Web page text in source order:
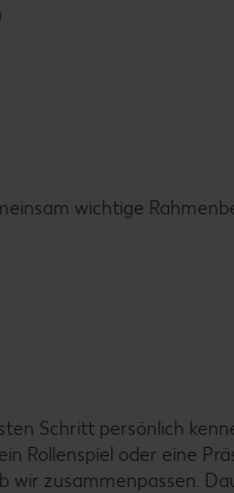
wichtige
Schritt persönlich
Rollenspiel oder eine
wir zusammenpassen.